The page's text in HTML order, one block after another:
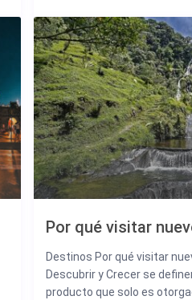
Por qué visitar
Destinos Por qué visitar
Descubrir y Crecer se
producto que solo es